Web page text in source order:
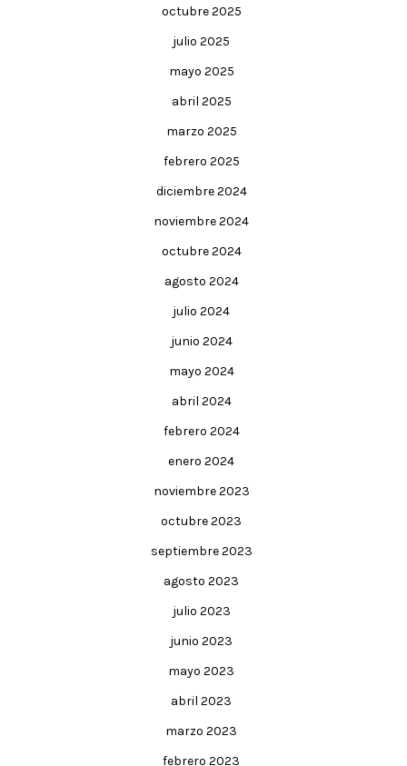
octubre 2025
julio 2025
mayo 2025
abril 2025
marzo 2025
febrero 2025
diciembre 2024
noviembre 2024
octubre 2024
agosto 2024
julio 2024
junio 2024
mayo 2024
abril 2024
febrero 2024
enero 2024
noviembre 2023
octubre 2023
septiembre 2023
agosto 2023
julio 2023
junio 2023
mayo 2023
abril 2023
marzo 2023
febrero 2023